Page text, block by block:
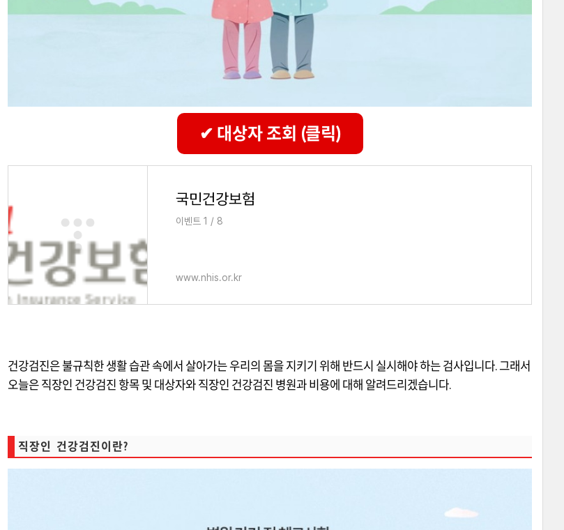
✔ 대상자 조회 (클릭)
국민건강보험
이벤트 1 / 8
www.nhis.or.kr
건강검진은 불규칙한 생활 습관 속에서 살아가는 우리의 몸을 지키기 위해 반드시 실시해야 하는 검사입니다 그래서
오늘은 직장인 건강검진 항목 및 대상자와 직장인 건강검진 병원과 비용에 대해 알려드리겠습니다
직장인 건강검진이란?